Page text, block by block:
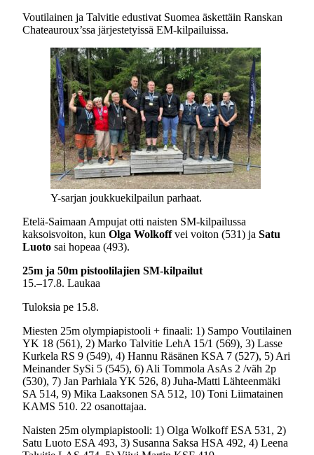
Voutilainen ja Talvitie edustivat Suomea äskettäin Ranskan
Chateauroux’ssa järjestetyissä EM-kilpailuissa.
Y-sarjan joukkuekilpailun parhaat.
Etelä-Saimaan Ampujat otti naisten SM-kilpailussa
kaksoisvoiton, kun Olga Wolkoffvei voiton (531) ja Satu
Luoto sai hopeaa (493).
25m ja 50m pistoolilajien SM-kilpailut
15.–17.8. Laukaa
Tuloksia pe 15.8.
Miesten 25m olympiapistooli + finaali: 1) Sampo Voutilainen
YK 18 (561), 2) Marko Talvitie LehA 15/1 (569), 3) Lasse
Kurkela RS 9 (549), 4) Hannu Räsänen KSA 7 (527), 5) Ari
Meinander SySi 5 (545), 6) Ali Tommola AsAs 2 /väh 2p
(530), 7) Jan Parhiala YK 526, 8) Juha-Matti Lähteenmäki
SA 514, 9) Mika Laaksonen SA 512, 10) Toni Liimatainen
KAMS 510. 22 osanottajaa.
Naisten 25m olympiapistooli: 1) Olga Wolkoff ESA 531, 2)
Satu Luoto ESA 493, 3) Susanna Saksa HSA 492, 4) Leena